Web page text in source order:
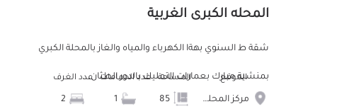
المحله الكبرى الغربية
شقة ط السنوي بهةا الكهرباء والمياه والغاز بالمحلة الكبري
بمنشية مبارك بعمارات التمليك بالدور الطثان...
الموقع
مركز المحله الكبرى
المساحة عدد الحمامات عدد الغرف